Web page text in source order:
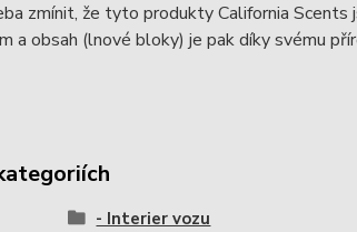
zmínit, že tyto produkty California
a obsah (lnové bloky) je pak díky svému
- Interier vozu